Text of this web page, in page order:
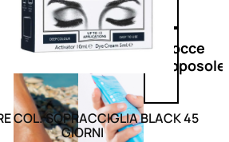
DoposoleDocce
doposole
COL. SOPRACCIGLIA BLACK 45
GIORNI